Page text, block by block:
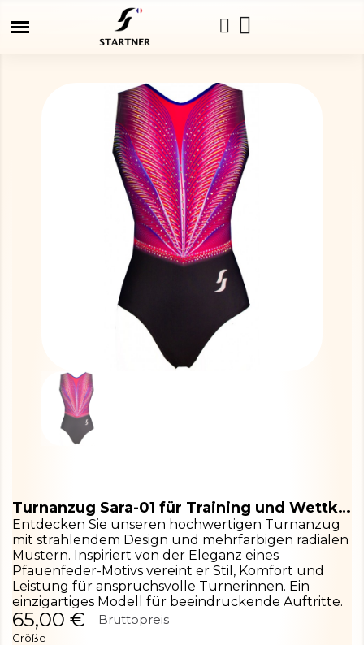
Turnanzug Sara-01 für Training und Wettkampf
Entdecken Sie unseren hochwertigen Turnanzug
mit strahlendem Design und mehrfarbigen radialen
Mustern. Inspiriert von der Eleganz eines
Pfauenfeder-Motivs vereint er Stil, Komfort und
Leistung für anspruchsvolle Turnerinnen. Ein
einzigartiges Modell für beeindruckende Auftritte.
65,00 € Bruttopreis
Größe